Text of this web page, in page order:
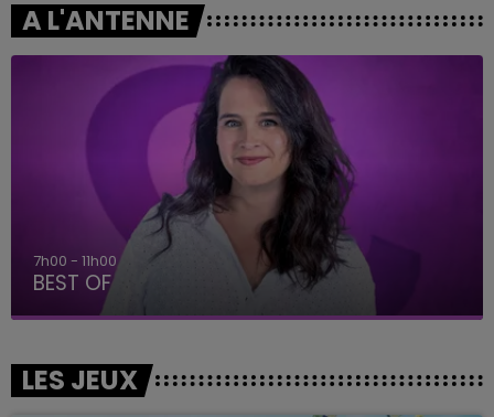
A L'ANTENNE
7h00 - 11h00
BEST OF
LES JEUX